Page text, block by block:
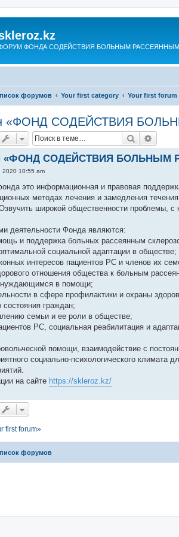
ФОНДА СОДЕЙСТВИЯ БОЛЬНЫМ
форумов Your first category Your first forum
«ФОНД СОДЕЙСТВИЯ
Поиск
«ФОНД СОДЕЙСТВИЯ БОЛЬНЫМ
2020 10:55 am
это информационная и правовая
методах лечения и замедления
широкой общественности проблемы,
деятельности Фонда являются:
и поддержка больных рассеянным
социальной адаптации в обществе;
интересов пациентов РС и членов их
отношения общества к больным
в помощи;
в сфере профилактики и охраны
состояния граждан;
семьи и ее роли в обществе;
РС, социальная реабилитация и
помощи, взаимодействие с
социально-психологического
на сайте https://skleroz.kz/
first forum»
форумов